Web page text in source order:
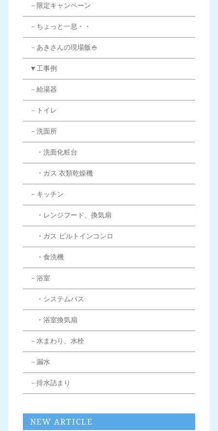
－限定キャンペーン
－ちょっと一息・・
－あきさんの現場飯🍚
▼工事例
－給湯器
－トイレ
－洗面所
・洗面化粧台
・ガス 衣類乾燥機
－キッチン
・レンジフード、換気扇
・ガス ビルトインコンロ
・食洗機
－浴室
・システムバス
・浴室換気扇
－水まわり、水栓
－漏水
－排水詰まり
NEW ARTICLE